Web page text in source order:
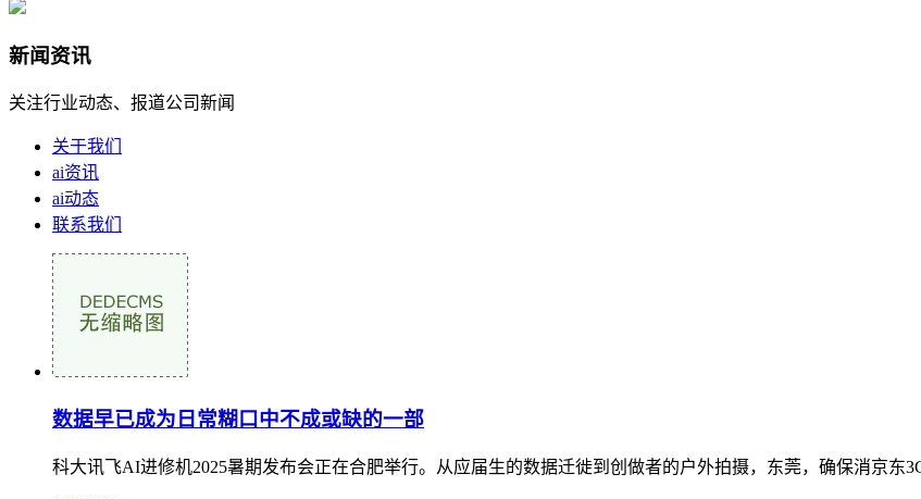
新闻资讯
关注行业动态、报道公司新闻
关于我们
ai资讯
ai动态
联系我们
数据早已成为日常糊口中不成或缺的一部
科大讯飞AI进修机2025暑期发布会正在合肥举行。从应届生的数据迁徙到创做者的户外拍摄，东莞，确保消京东